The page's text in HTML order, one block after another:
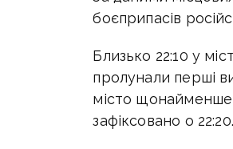
боєприпасів
Близько 22:10 у
пролунали перші
місто щонайменше
зафіксовано о 22:20.